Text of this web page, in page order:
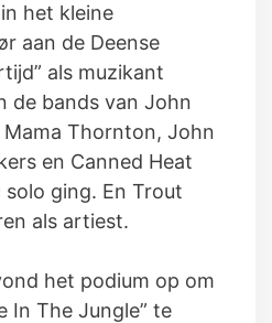
het kleine
aan de Deense
als muzikant
de bands van John
Mama Thornton, John
en Canned Heat
ging. En Trout
als artiest.
het podium op om
In The Jungle” te